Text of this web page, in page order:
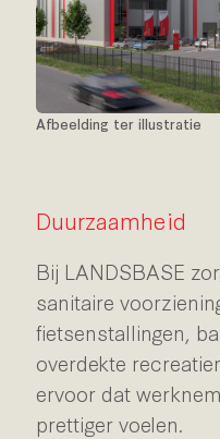
Afbeelding ter illustratie
Duurzaamheid
Bij LANDSBASE
sanitaire
fietsenstallingen,
overdekte
ervoor dat
prettiger voelen.